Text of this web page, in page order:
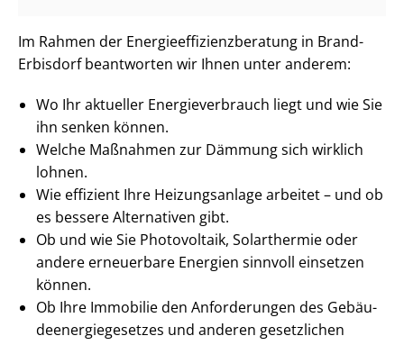
Im Rahmen der En­er­gie­ef­fi­zi­enz­be­ra­tung in Brand-
Erbisdorf beantworten wir Ihnen unter anderem:
Wo Ihr aktueller En­er­gie­ver­brauch liegt und wie Sie
ihn senken können.
Welche Maßnahmen zur Dämmung sich wirklich
lohnen.
Wie effizient Ihre Heizungsanlage arbeitet – und ob
es bessere Alternativen gibt.
Ob und wie Sie Photovoltaik, Solarthermie oder
andere erneuerbare Energien sinnvoll einsetzen
können.
Ob Ihre Immobilie den Anforderungen des Ge­bäu­
de­en­er­gie­ge­set­zes und anderen gesetzlichen